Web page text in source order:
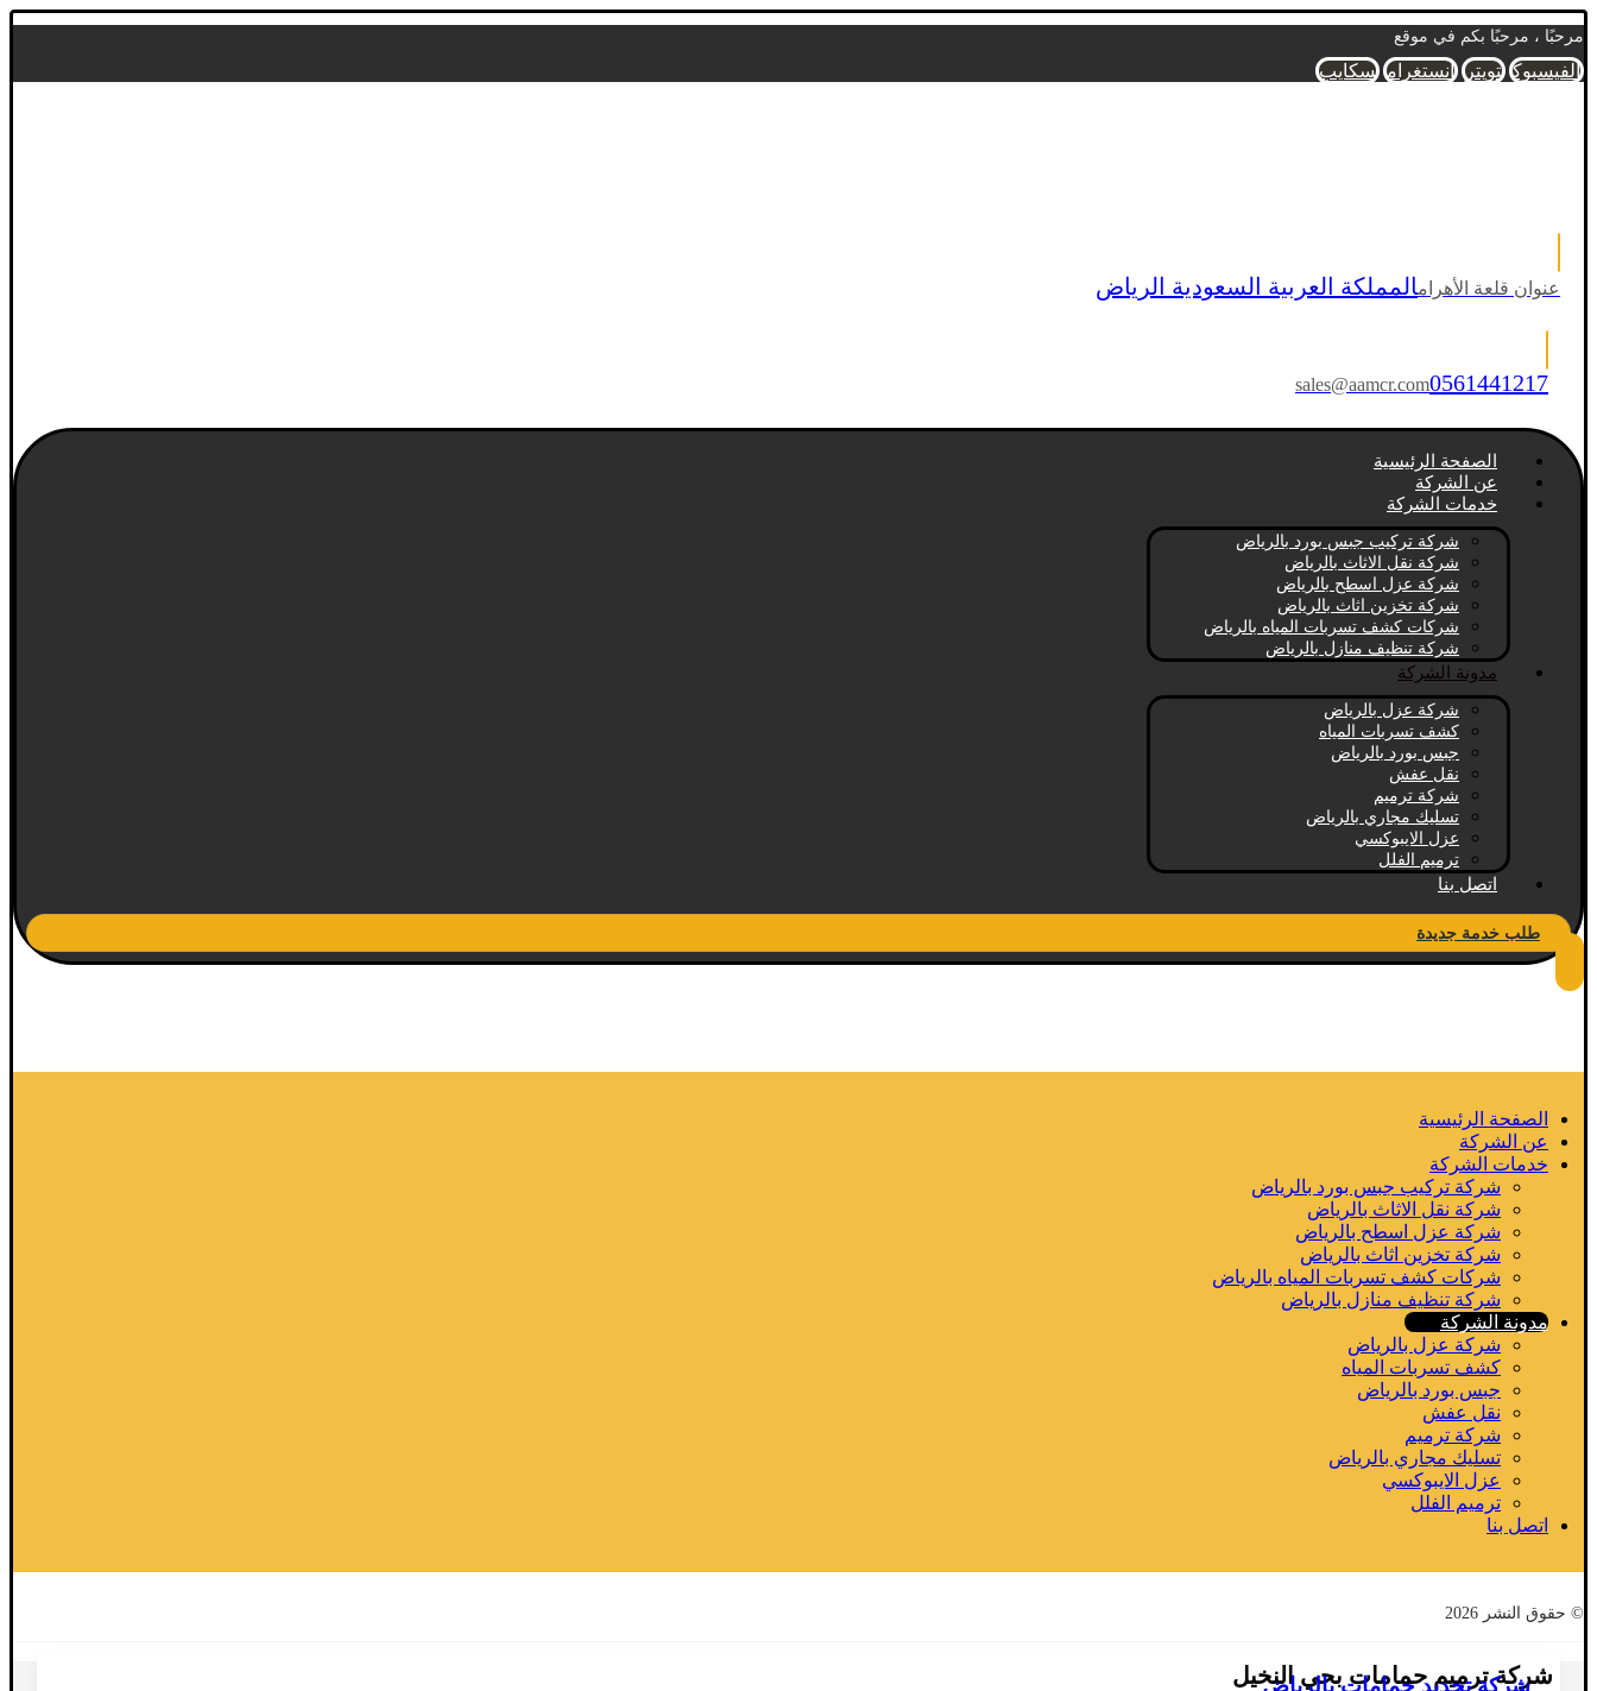
مرحبًا ، مرحبًا بكم في موقع
الفيسبوك تويتر انستغرام سكايب
عنوان قلعة الأهرامالمملكة العربية السعودية الرياض
sales@aamcr.com0561441217
الصفحة الرئيسية
عن الشركة
خدمات الشركة
شركة تركيب جبس بورد بالرياض
شركة نقل الاثاث بالرياض
شركة عزل اسطح بالرياض
شركة تخزين اثاث بالرياض
شركات كشف تسربات المياه بالرياض
شركة تنظيف منازل بالرياض
مدونة الشركة
شركة عزل بالرياض
كشف تسربات المياه
جبس بورد بالرياض
نقل عفش
شركة ترميم
تسليك مجاري بالرياض
عزل الايبوكسي
ترميم الفلل
اتصل بنا
طلب خدمة جديدة
الصفحة الرئيسية
عن الشركة
خدمات الشركة
شركة تركيب جبس بورد بالرياض
شركة نقل الاثاث بالرياض
شركة عزل اسطح بالرياض
شركة تخزين اثاث بالرياض
شركات كشف تسربات المياه بالرياض
شركة تنظيف منازل بالرياض
مدونة الشركة
شركة عزل بالرياض
كشف تسربات المياه
جبس بورد بالرياض
نقل عفش
شركة ترميم
تسليك مجاري بالرياض
عزل الايبوكسي
ترميم الفلل
اتصل بنا
© حقوق النشر 2026
شركة ترميم حمامات بحي النخيل
شركة تجديد حمامات بالرياض